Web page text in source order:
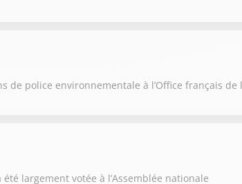
police environnementale à l’Office français de
largement votée à l’Assemblée nationale